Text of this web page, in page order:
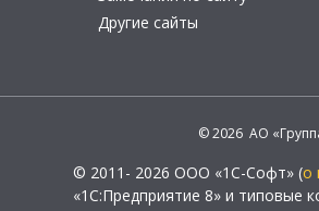
Другие сайты
© 2026 АО
© 2011- 2026 ООО «1С-Софт» (о
«1С:Предприятие 8» и типовые